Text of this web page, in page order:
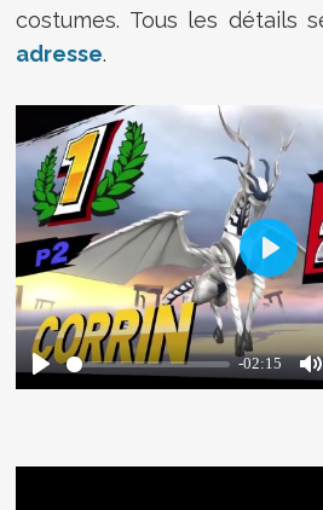
costumes. Tous les détails
adresse.